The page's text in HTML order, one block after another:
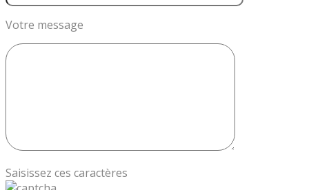
Votre message
Saisissez ces caractères